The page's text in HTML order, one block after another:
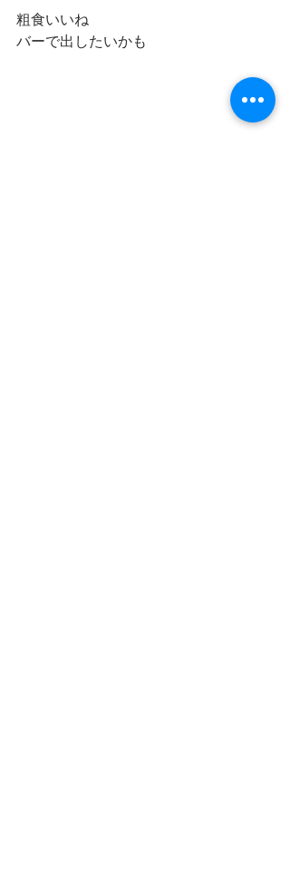
粗食いいね
バーで出したいかも